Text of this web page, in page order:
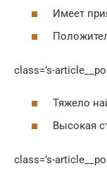
Имеет
class=’s-
Тяжело
Высокая
class=’s-